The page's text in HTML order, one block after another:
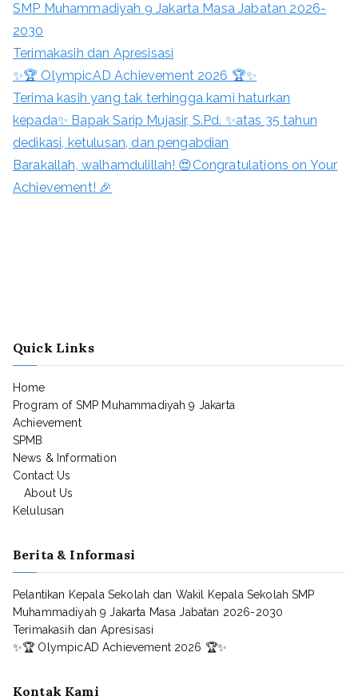
SMP Muhammadiyah 9 Jakarta Masa Jabatan 2026-
2030
Terimakasih dan Apresisasi
✨🏆 OlympicAD Achievement 2026 🏆✨
Terima kasih yang tak terhingga kami haturkan
kepada✨ Bapak Sarip Mujasir, S.Pd. ✨atas 35 tahun
dedikasi, ketulusan, dan pengabdian
Barakallah, walhamdulillah! 😍Congratulations on Your
Achievement! 🎉
Quick Links
Home
Program of SMP Muhammadiyah 9 Jakarta
Achievement
SPMB
News & Information
Contact Us
About Us
Kelulusan
Berita & Informasi
Pelantikan Kepala Sekolah dan Wakil Kepala Sekolah SMP
Muhammadiyah 9 Jakarta Masa Jabatan 2026-2030
Terimakasih dan Apresisasi
✨🏆 OlympicAD Achievement 2026 🏆✨
Kontak Kami